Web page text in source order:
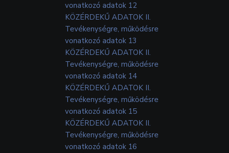
vonatkozó adatok 12
KÖZÉRDEKŰ ADATOK II.
Tevékenységre, működésre
vonatkozó adatok 13
KÖZÉRDEKŰ ADATOK II.
Tevékenységre, működésre
vonatkozó adatok 14
KÖZÉRDEKŰ ADATOK II.
Tevékenységre, működésre
vonatkozó adatok 15
KÖZÉRDEKŰ ADATOK II.
Tevékenységre, működésre
vonatkozó adatok 16